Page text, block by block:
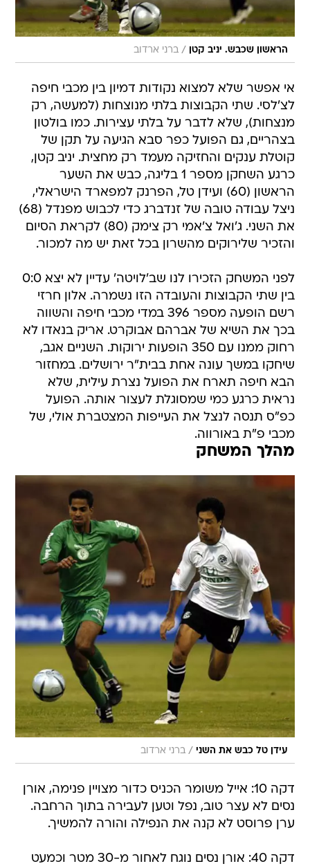
הראשון שכבש. יניב קטן / ברני ארדוב
אי אפשר שלא למצוא נקודות דמיון בין מכבי חיפה
לצ'לסי. שתי הקבוצות בלתי מנוצחות (למעשה, רק
מנצחות), שלא לדבר על בלתי עצירות. כמו בולטון
בצהריים, גם הפועל כפר סבא הגיעה על תקן של
קוטלת ענקים והחזיקה מעמד רק מחצית. יניב קטן,
כרגע השחקן מספר 1 בליגה, כבש את השער
הראשון (60) ועידן טל, הפרנק למפארד הישראלי,
ניצל עבודה טובה של זנדברג כדי לכבוש מפנדל (68)
את השני. ג'ואל צ'אמי רק צימק (80) לקראת הסיום
והזכיר שלירוקים מהשרון בכל זאת יש מה למכור.
לפני המשחק הזכירו לנו שב'לויטה' עדיין לא יצא 0:0
בין שתי הקבוצות והעובדה הזו נשמרה. אלון חרזי
רשם הופעה מספר 396 במדי מכבי חיפה והשווה
בכך את השיא של אברהם אבוקרט. אריק בנאדו לא
רחוק ממנו עם 350 הופעות ירוקות. השניים אגב,
שיחקו במשך עונה אחת בבית"ר ירושלים. במחזור
הבא חיפה תארח את הפועל נצרת עילית, שלא
נראית כרגע כמי שמסוגלת לעצור אותה. הפועל
כפ"ס תנסה לנצל את העייפות המצטברת אולי, של
מכבי פ"ת באורווה.
מהלך המשחק
עידן טל כבש את השני / ברני ארדוב
דקה 10: אייל משומר הכניס כדור מצויין פנימה, אורן
נסים לא עצר טוב, נפל וטען לעבירה בתוך הרחבה.
ערן פרוסט לא קנה את הנפילה והורה להמשיך.
דקה 40: אורן נסים נוגח לאחור מ-30 מטר וכמעט